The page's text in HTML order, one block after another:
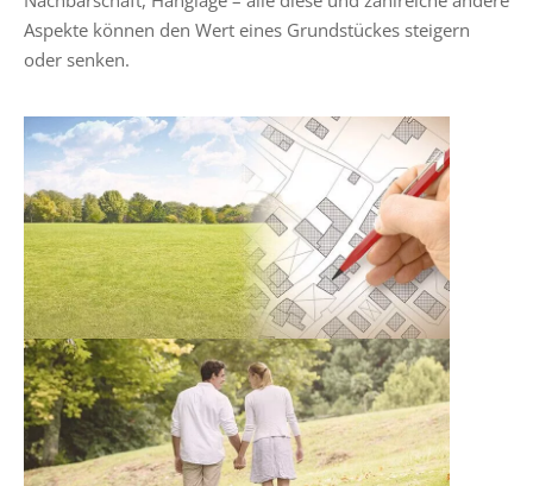
Aspekte können den Wert eines Grundstückes steigern
oder senken.